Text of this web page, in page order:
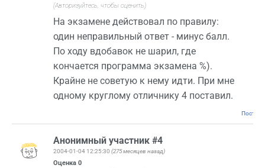
(Авторизуйтесь, чтобы оценить)
На экзамене действовал по правилу:
один неправильный ответ - минус балл.
По ходу вдобавок не шарил, где
кончается программа экзамена %).
Крайне не советую к нему идти. При мне
одному круглому отличнику 4 поставил.
Анонимный участник #4
2004-01-04 12:25:30 (275 месяцев назад)
Оценка 0